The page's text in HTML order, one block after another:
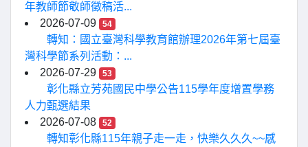
年教師節敬師徵稿活...
2026-07-09
54
轉知：國立臺灣科學教育館辦理2026年第七屆臺
灣科學節系列活動：...
2026-07-29
53
彰化縣立芳苑國民中學公告115學年度增置學務
人力甄選結果
2026-07-08
52
轉知彰化縣115年親子走一走，快樂久久久~~感